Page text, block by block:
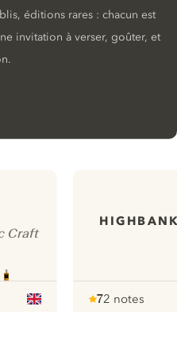
éditions rares : chacun est
invitation à verser, goûter, et
Craft
72 notes